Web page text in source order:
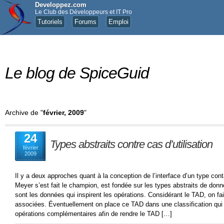
Developpez.com
Le Club des Développeurs et IT Pro
Tutoriels Forums Emploi
Le blog de SpiceGuid
Archive de "février, 2009"
24
février
2009
Types abstraits contre cas d’utilisation
Il y a deux approches quant à la conception de l’interface d’un type
Meyer s’est fait le champion, est fondée sur les types abstraits de
sont les données qui inspirent les opérations. Considérant le TAD, on
associées. Éventuellement on place ce TAD dans une classification
opérations complémentaires afin de rendre le TAD […]